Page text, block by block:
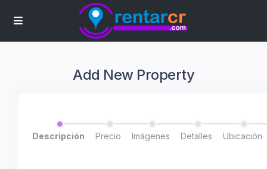
Add New Property
Descripción Precio Imágenes Detalles Ubicación